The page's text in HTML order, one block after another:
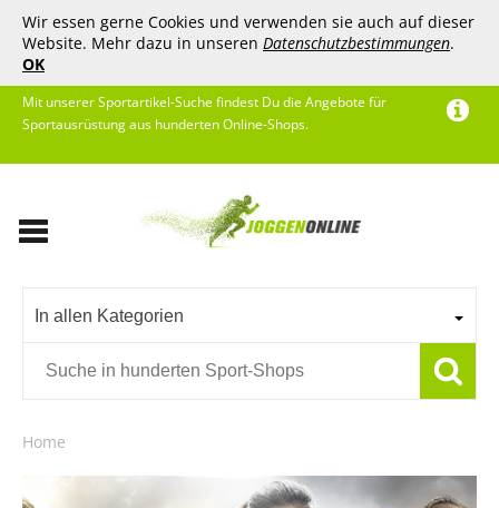
Wir essen gerne Cookies und verwenden sie auch auf dieser
Website. Mehr dazu in unseren Datenschutzbestimmungen.
OK
Mit unserer Sportartikel-Suche findest Du die Angebote für
Sportausrüstung aus hunderten Online-Shops.
In allen Kategorien
Home